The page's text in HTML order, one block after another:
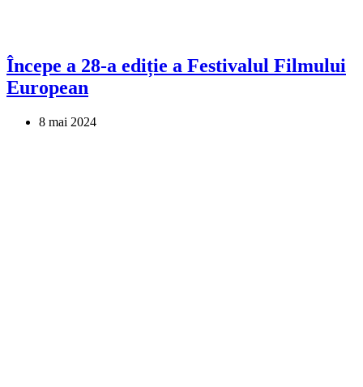
Începe a 28-a ediție a Festivalul Filmului
European
8 mai 2024